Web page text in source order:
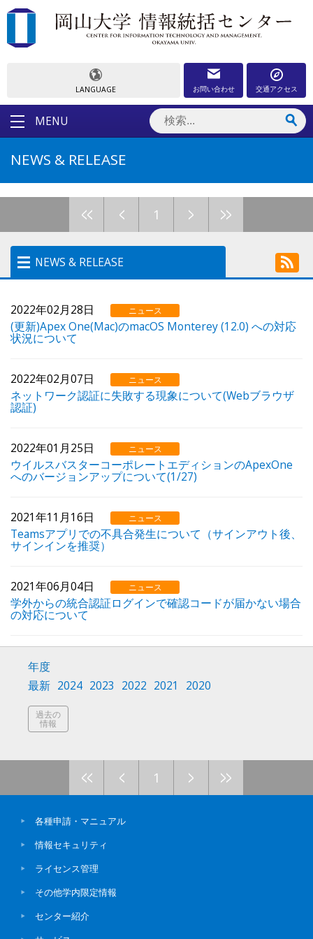
LANGUAGE お問い合わせ 交通アクセス
MENU
NEWS & RELEASE
<< < 1 > >>
NEWS & RELEASE
2022年02月28日
ニュース
(更新)Apex One(Mac)のmacOS Monterey (12.0) への対応
状況について
2022年02月07日 ニュース
ネットワーク認証に失敗する現象について(Webブラウザ
認証)
2022年01月25日 ニュース
ウイルスバスターコーポレートエディションのApexOne
へのバージョンアップについて(1/27)
2021年11月16日 ニュース
Teamsアプリでの不具合発生について（サインアウト後、
サインインを推奨）
2021年06月04日 ニュース
学外からの統合認証ログインで確認コードが届かない場合
の対応について
年度
最新 2024 2023 2022 2021 2020
過去の
情報
<< < 1 > >>
各種申請・マニュアル
情報セキュリティ
ライセンス管理
その他学内限定情報
センター紹介